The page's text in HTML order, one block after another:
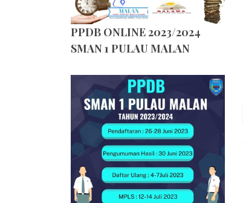
PPDB ONLINE 2023/2024
SMAN 1 PULAU MALAN